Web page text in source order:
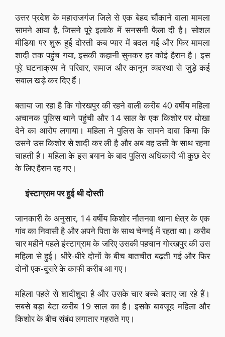
उत्तर प्रदेश के महाराजगंज जिले से एक बेहद चौंकाने वाला मामला
सामने आया है, जिसने पूरे इलाके में सनसनी फैला दी है। सोशल
मीडिया पर शुरू हुई दोस्ती कब प्यार में बदल गई और फिर मामला
शादी तक पहुंच गया, इसकी कहानी सुनकर हर कोई हैरान है। इस
पूरे घटनाक्रम ने परिवार, समाज और कानून व्यवस्था से जुड़े कई
सवाल खड़े कर दिए हैं।
बताया जा रहा है कि गोरखपुर की रहने वाली करीब 40 वर्षीय महिला
अचानक पुलिस थाने पहुंची और 14 साल के एक किशोर पर धोखा
देने का आरोप लगाया। महिला ने पुलिस के सामने दावा किया कि
उसने उस किशोर से शादी कर ली है और अब वह उसी के साथ रहना
चाहती है। महिला के इस बयान के बाद पुलिस अधिकारी भी कुछ देर
के लिए हैरान रह गए।
इंस्टाग्राम पर हुई थी दोस्ती
जानकारी के अनुसार, 14 वर्षीय किशोर नौतनवा थाना क्षेत्र के एक
गांव का निवासी है और अपने पिता के साथ चेन्नई में रहता था। करीब
चार महीने पहले इंस्टाग्राम के जरिए उसकी पहचान गोरखपुर की उस
महिला से हुई। धीरे-धीरे दोनों के बीच बातचीत बढ़ती गई और फिर
दोनों एक-दूसरे के काफी करीब आ गए।
महिला पहले से शादीशुदा है और उसके चार बच्चे बताए जा रहे हैं।
सबसे बड़ा बेटा करीब 19 साल का है। इसके बावजूद महिला और
किशोर के बीच संबंध लगातार गहराते गए।